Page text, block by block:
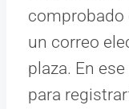
comprobado
un correo
plaza. En
para